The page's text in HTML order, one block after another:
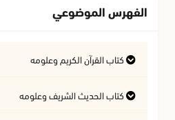
الفهرس الموضوعي
كتاب القرآن الكريم وعلومه
التفسير وعلوم القرآن
كتاب الحديث الشريف وعلومه